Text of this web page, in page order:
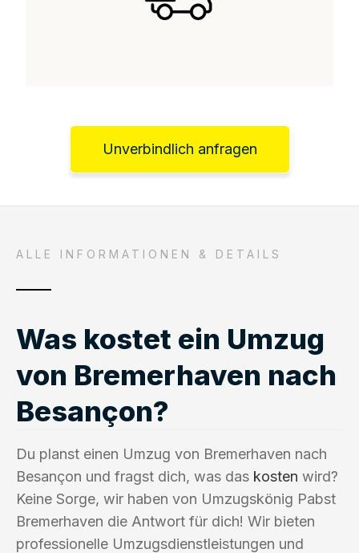
Unverbindlich anfragen
ALLE INFORMATIONEN & DETAILS
Was kostet ein Umzug
von Bremerhaven nach
Besançon?
Du planst einen Umzug von Bremerhaven nach
Besançon und fragst dich, was das kosten wird?
Keine Sorge, wir haben von Umzugskönig Pabst
Bremerhaven die Antwort für dich! Wir bieten
professionelle Umzugsdienstleistungen und